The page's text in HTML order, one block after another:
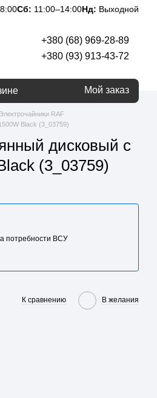
Сб: 11:00–14:00Нд: Выходной
+380 (68) 969-28-89
+380 (93) 913-43-72
Мой заказ
Электрочайники RAF
Black (3_03759)
дисковый с
(3_03759)
потребности BCУ
К сравнению В желания